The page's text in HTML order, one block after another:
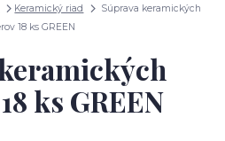
Keramický riad
Súprava keramických
18 ks GREEN
ks GREEN